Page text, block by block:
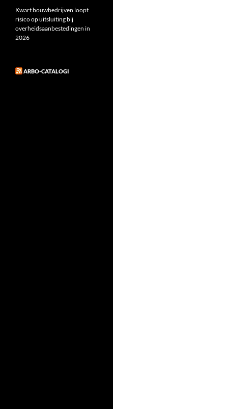
Kwart bouwbedrijven loopt
risico op uitsluiting bij
overheidsaanbestedingen in
2026
ARBO-CATALOGI